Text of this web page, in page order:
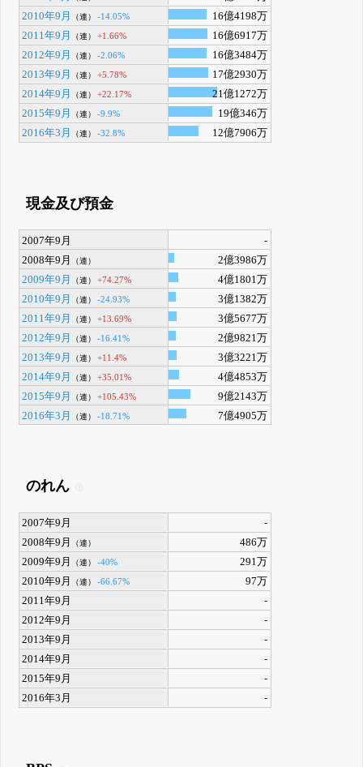
2010年9月
（連） -14.05%
16億4198万
2011年9月
（連） +1.66%
16億6917万
2012年9月
（連） -2.06%
16億3484万
2013年9月
（連） +5.78%
17億2930万
2014年9月
（連） +22.17%
21億1272万
2015年9月
（連） -9.9%
19億346万
2016年3月
（連） -32.8% 12億7906万
現金及び預金
2007年9月
-
2008年9月
（連）
2億3986万
2009年9月
（連） +74.27%
4億1801万
2010年9月
（連） -24.93%
3億1382万
2011年9月
（連） +13.69%
3億5677万
2012年9月
（連） -16.41%
2億9821万
2013年9月
（連） +11.4%
3億3221万
2014年9月
（連） +35.01%
4億4853万
2015年9月
（連） +105.43%
9億2143万
2016年3月
（連） -18.71% 7億4905万
のれん
2007年9月
-
2008年9月
（連）
486万
2009年9月
（連） -40%
291万
2010年9月
（連） -66.67%
97万
2011年9月
-
2012年9月
-
2013年9月
-
2014年9月
-
2015年9月
-
2016年3月
-